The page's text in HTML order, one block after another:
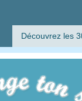
Découvrez les